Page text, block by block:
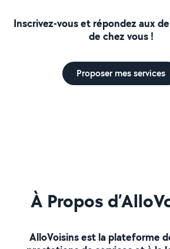
Inscrivez-vous et répondez aux
de chez vous !
Proposer mes services
À Propos
AlloVoisins est la plateforme